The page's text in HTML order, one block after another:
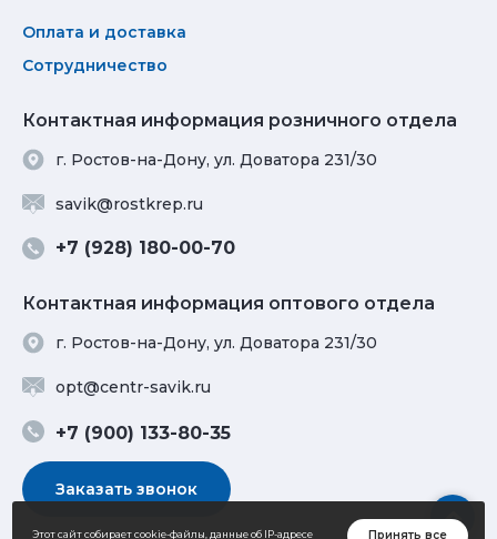
Оплата и доставка
Сотрудничество
Контактная информация розничного отдела
г. Ростов-на-Дону, ул. Доватора 231/30
savik@rostkrep.ru
+7 (928) 180-00-70
Контактная информация оптового отдела
г. Ростов-на-Дону, ул. Доватора 231/30
opt@centr-savik.ru
+7 (900) 133-80-35
Заказать звонок
Этот сайт собирает cookie-файлы, данные об IP-адресе Принять все